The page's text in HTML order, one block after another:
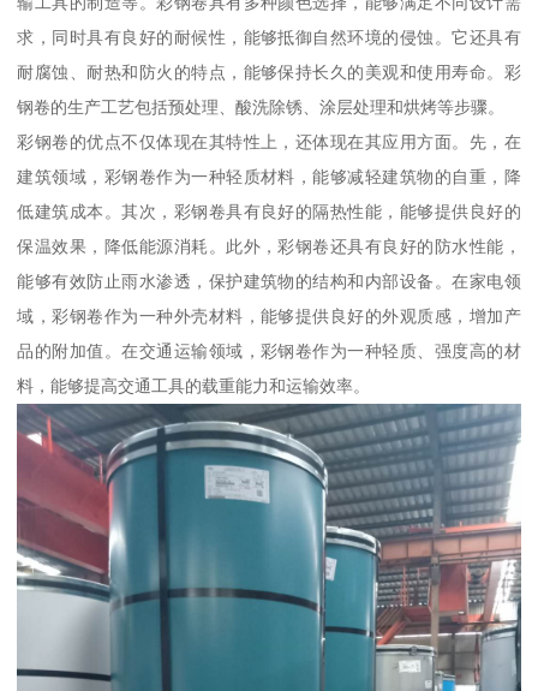
求，同时具有良好的耐候性，能够抵御自然环境的侵蚀。它还具有
耐腐蚀、耐热和防火的特点，能够保持长久的美观和使用寿命。彩
钢卷的生产工艺包括预处理、酸洗除锈、涂层处理和烘烤等步骤。
彩钢卷的优点不仅体现在其特性上，还体现在其应用方面。先，在
建筑领域，彩钢卷作为一种轻质材料，能够减轻建筑物的自重，降
低建筑成本。其次，彩钢卷具有良好的隔热性能，能够提供良好的
保温效果，降低能源消耗。此外，彩钢卷还具有良好的防水性能，
能够有效防止雨水渗透，保护建筑物的结构和内部设备。在家电领
域，彩钢卷作为一种外壳材料，能够提供良好的外观质感，增加产
品的附加值。在交通运输领域，彩钢卷作为一种轻质、强度高的材
料，能够提高交通工具的载重能力和运输效率。